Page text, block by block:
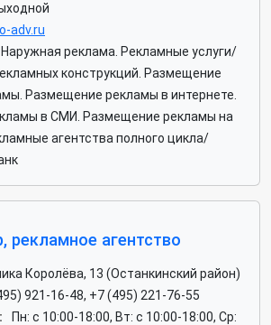
adv.ru
Наружная реклама. Рекламные услуги/
конструкций. Размещение
Размещение рекламы в интернете.
в СМИ. Размещение рекламы на
агентства полного цикла/
рекламное агентство
Королёва, 13 (Останкинский район)
921-16-48, +7 (495) 221-76-55
Пн: c 10:00-18:00, Вт: c 10:00-18:00, Ср: